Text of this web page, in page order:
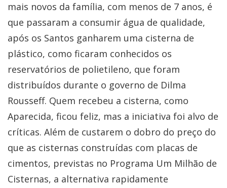
mais novos da família, com menos de 7 anos, é
que passaram a consumir água de qualidade,
após os Santos ganharem uma cisterna de
plástico, como ficaram conhecidos os
reservatórios de polietileno, que foram
distribuídos durante o governo de Dilma
Rousseff. Quem recebeu a cisterna, como
Aparecida, ficou feliz, mas a iniciativa foi alvo de
críticas. Além de custarem o dobro do preço do
que as cisternas construídas com placas de
cimentos, previstas no Programa Um Milhão de
Cisternas, a alternativa rapidamente